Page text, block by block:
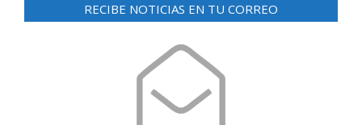
RECIBE NOTICIAS EN TU CORREO